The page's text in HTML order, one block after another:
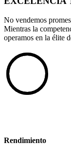
No vendemos
Mientras la
operamos en la élite
Rendimiento